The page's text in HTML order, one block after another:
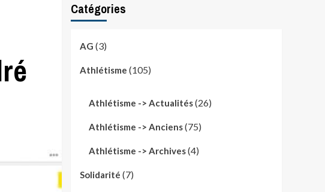
Catégories
AG (3)
Athlétisme (105)
Athlétisme -> Actualités(26)
Athlétisme -> Anciens(75)
Athlétisme -> Archives(4)
Solidarité (7)